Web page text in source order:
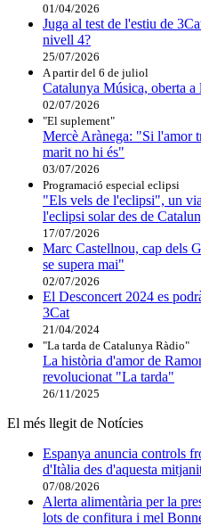
01/04/2026
Juga al test de l'estiu de
nivell 4?
25/07/2026
A partir del 6 de juliol
Catalunya Música, oberta a
02/07/2026
"El suplement"
Mercè Arànega: "Si l'amor
marit no hi és"
03/07/2026
Programació especial eclipsi
"Els vels de l'eclipsi", un
l'eclipsi solar des de
17/07/2026
Marc Castellnou, cap dels
se supera mai"
02/07/2026
El Desconcert 2024 es
3Cat
21/04/2024
"La tarda de Catalunya Ràdio"
La història d'amor de
revolucionat "La tarda"
26/11/2025
El més llegit de Notícies
Espanya anuncia controls
d'Itàlia des d'aquesta
07/08/2026
Alerta alimentària per la
lots de confitura i mel